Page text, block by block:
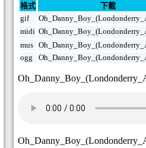
格式
下載
gif
midi
mus
ogg